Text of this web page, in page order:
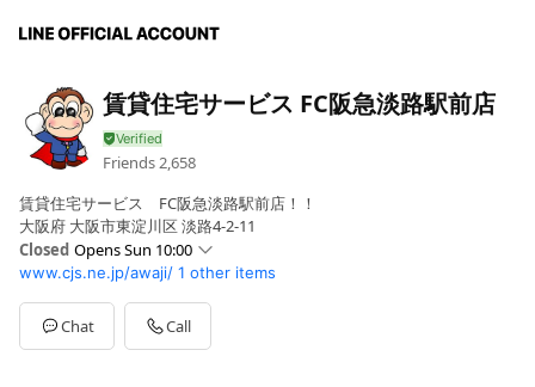
賃貸住宅サービス FC阪急淡路駅前店
Friends 2,658
賃貸住宅サービス FC阪急淡路駅前店！！
大阪府 大阪市東淀川区 淡路4-2-11
Closed Opens Sun 10:00
Sun10:00 - 19:00
Mon10:00 - 19:00
Tue10:00 - 19:00
Wed10:00 - 19:00
www.cjs.ne.jp/awaji/ 1 other items
Chat Call